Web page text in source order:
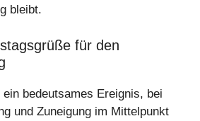
bleibt.
für den
bedeutsames Ereignis, bei
und Zuneigung im Mittelpunkt